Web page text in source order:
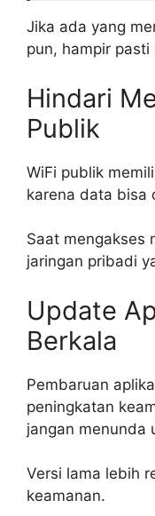
Jika ada yang
pun, hampir pasti
Hindari
Publik
WiFi publik
karena data bisa
Saat mengakses
jaringan pribadi
Update
Berkala
Pembaruan
peningkatan
jangan menunda
Versi lama lebih
keamanan.